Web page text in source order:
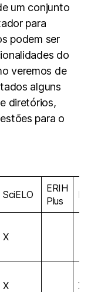
um conjunto
para
podem ser
do
veremos de
alguns
diretórios,
para o
SciELO
ERIH
Plus
X
X X